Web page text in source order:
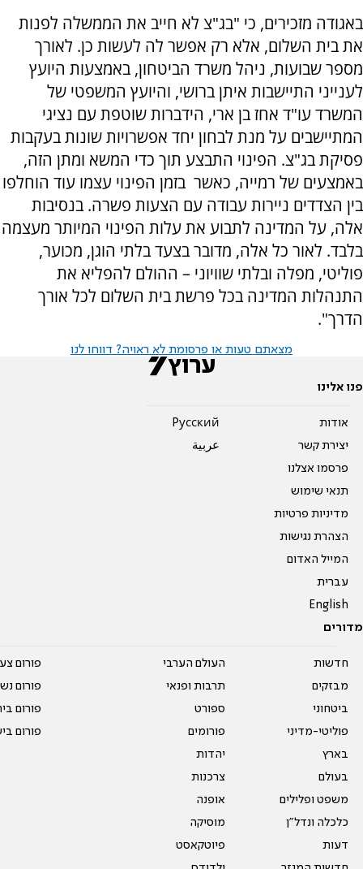
באגודה מזכירים, כי "בג"צ לא חייב את הממשלה לפנות
את בית השלום, אלא רק אפשר לה לעשות כן. לאורך
מספר שבועות, ניהל משרד הביטחון, באמצעות היועץ
לענייני התיישבות איתן ברושי, והיועץ המשפטי של
המשרד עו"ד אחז בן ארי, הידברות שוטפת עם נציגי
המתיישבים על מנת לבחון יחד אפשרויות שונות בעקבות
פסיקת בג"צ. הפינוי התבצע תוך כדי המשא ומתן הזה,
באמצעים של רמייה, כאשר בזמן הפינוי עצמו עוד הוחלפו
בין הצדדים ניירות עבודה עם הצעות פשרה. בנסיבות
אלה, על המדינה לתבוע את עלות הפינוי המיותר מעצמה
בלבד. לאור כל אלה, מדובר בצעד בלתי הוגן, מכוער,
פוליטי, מפלה ובלתי שוויוני – ההולם להפליא את
התנהלות המדינה בכל פרשת בית השלום לכל אורך
הדרך".
מצאתם טעות או פרסומת לא ראויה? דווחו לנו
פנו אלינו
אודות
יצירת קשר
פרסמו אצלנו
תנאי שימוש
מדיניות פרטיות
הצהרת נגישות
המייל האדום
עברית
English
Pусский
عربية
מדורים
חדשות
מבזקים
ביטחוני
פוליטי-מדיני
בארץ
בעולם
משפט ופלילים
כלכלה ונדל"ן
דעות
העולם הערבי
תרבות ופנאי
ספורט
פורומים
יהדות
צרכנות
אופנה
מוסיקה
פיוטקאסט
פורום
פורום
פורום
פורום